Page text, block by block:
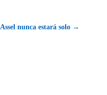
Assel nunca estará solo →